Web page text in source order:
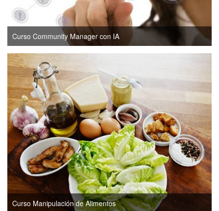
Curso Community Manager con IA
Curso Manipulación de Alimentos